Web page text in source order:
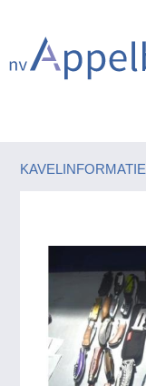
KAVELINFORMATIE